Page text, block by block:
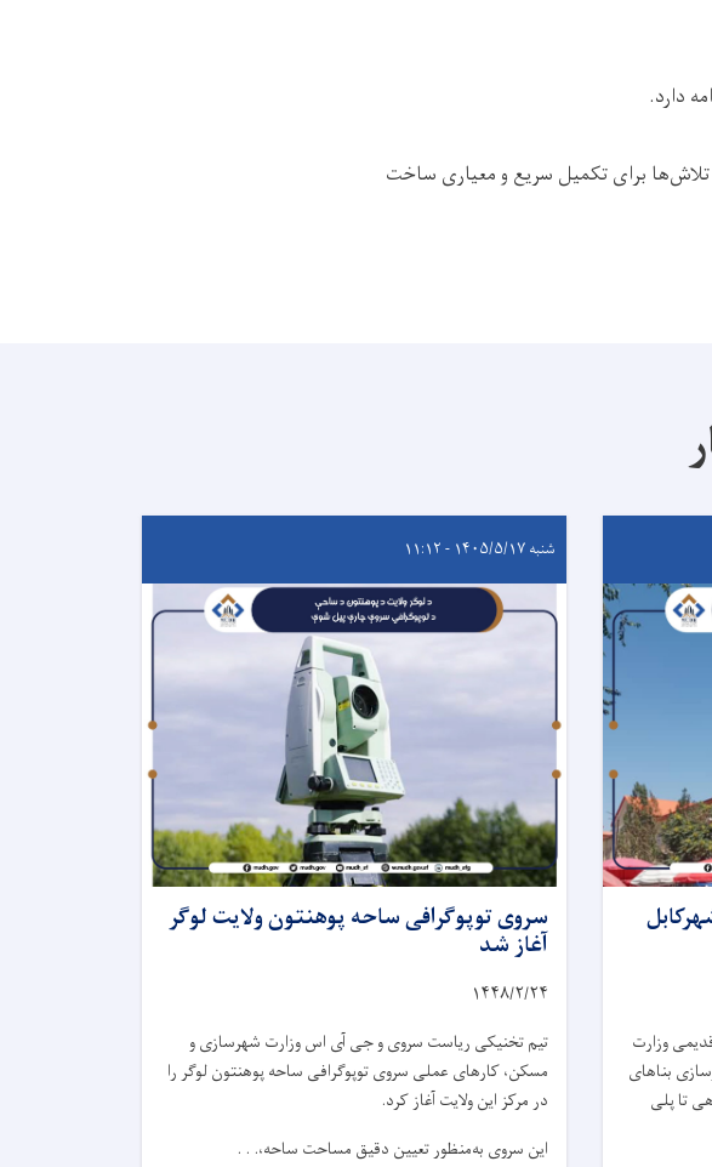
دارد.
برای تکمیل سریع و معیاری ساخت
وزارت
بناهای
تا پلی
شنبه ۱۴۰۵/۵/۱۷ - ۱۱:۱۲
سروی توپوگرافی ساحه پوهنتون ولایت لوگر
آغاز شد
۱۴۴۸/۲/۲۴
تیم تخنیکی ریاست سروی و جی آی اس وزارت شهرسازی و
مسکن، کارهای عملی سروی توپوگرافی ساحه پوهنتون لوگر را
در مرکز این ولایت آغاز کرد.
این سروی به‌منظور تعیین دقیق مساحت ساحه،. . .